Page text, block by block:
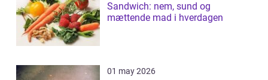
Sandwich: nem, sund og
mættende mad i hverdagen
01 may 2026